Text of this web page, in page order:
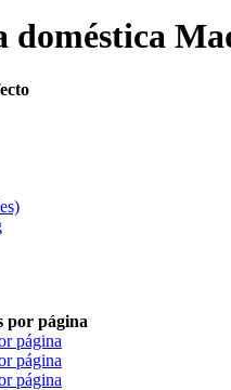
doméstica
por página
página
página
página